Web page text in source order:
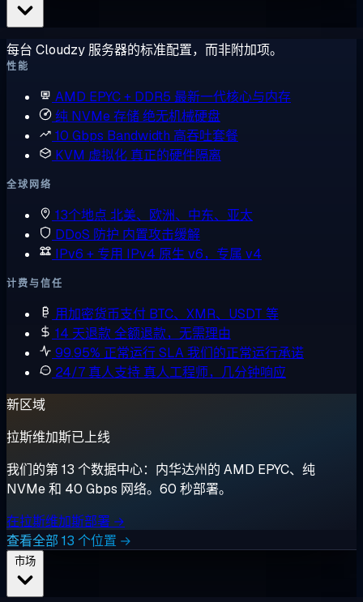
每台 Cloudzy 服务器的标准配置，而非附加项。
性能
AMD EPYC + DDR5 最新一代核心与内存
纯 NVMe 存储绝无机械硬盘
10 Gbps Bandwidth 高吞吐套餐
KVM 虚拟化 真正的硬件隔离
全球网络
13个地点 北美、欧洲、中东、亚太
DDoS 防护 内置攻击缓解
IPv6 + 专用 IPv4 原生 v6，专属 v4
计费与信任
用加密货币支付 BTC、XMR、USDT 等
14 天退款全额退款，无需理由
99.95% 正常运行 SLA我们的正常运行承诺
24/7 真人支持 真人工程师，几分钟响应
新区域
拉斯维加斯已上线
我们的第 13 个数据中心：内华达州的 AMD EPYC、纯
NVMe 和 40 Gbps 网络。60 秒部署。
在拉斯维加斯部署 →
查看全部 13 个位置 →